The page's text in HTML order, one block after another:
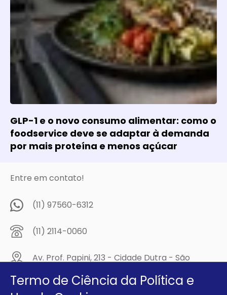
GLP-1 e o novo consumo alimentar: como o
foodservice deve se adaptar à demanda
por mais proteína e menos açúcar
Entre em contato!
(11) 97560-6312
(11) 2114-0060
Av. Prof. Papini, 213 - Cidade Dutra - São
Termo de Ciência da Política e